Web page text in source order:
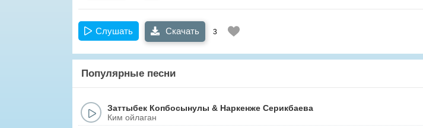
Слушать Скачать 3
Популярные песни
Заттыбек Копбосынулы & Наркенже Серикбаева
Ким ойлаган